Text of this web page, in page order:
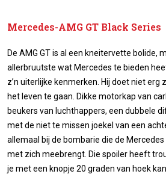
Mercedes-AMG GT Black Series
De AMG GT is al een kneitervette bolide,
allerbruutste wat Mercedes te bieden
z’n uiterlijke kenmerken. Hij doet niet erg
het leven te gaan. Dikke motorkap van
beukers van luchthappers, een dubbele
met de niet te missen joekel van een
allemaal bij de bombarie die de Mercedes
met zich meebrengt. Die spoiler heeft
je met een knopje 20 graden van hoek